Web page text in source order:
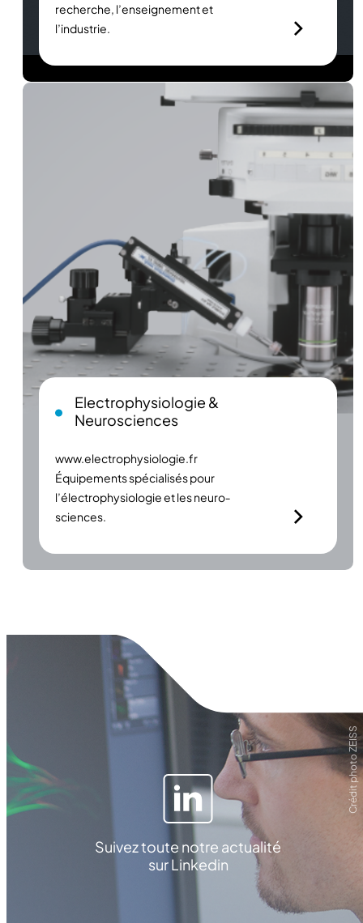
recherche, l’enseignement et
l’industrie.
Electrophysiologie &
Neurosciences
www.electrophysiologie.fr
Équipements spécialisés pour
l’électrophysiologie et les neuro­
sciences.
Suivez toute notre actualité
sur Linkedin
Crédit photo ZEISS